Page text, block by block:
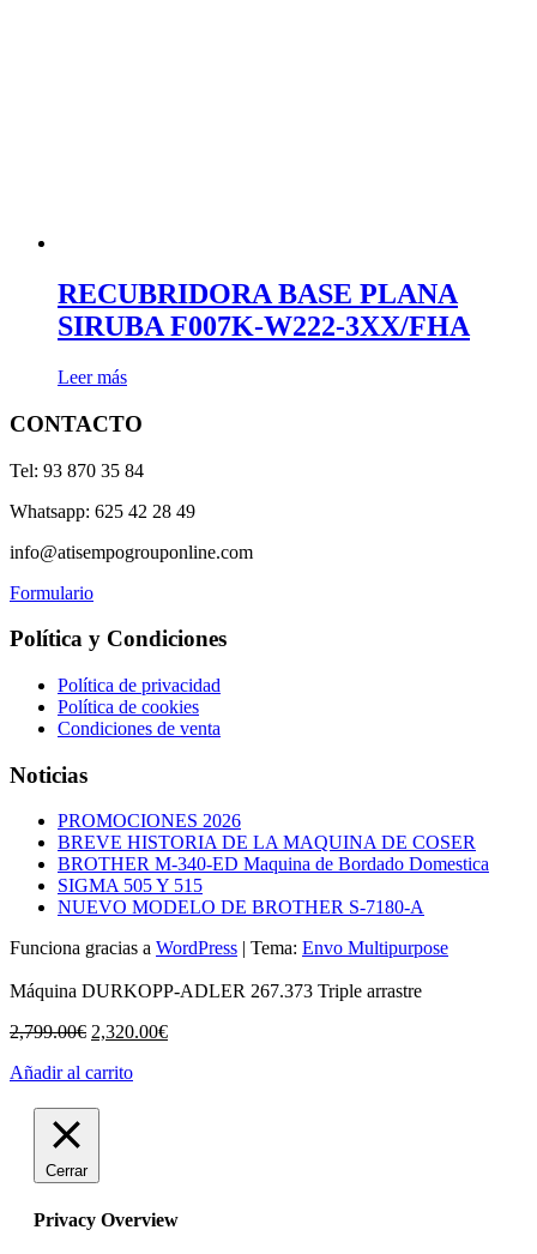
RECUBRIDORA BASE PLANA
SIRUBA F007K-W222-3XX/FHA
Leer más
CONTACTO
Tel: 93 870 35 84
Whatsapp: 625 42 28 49
info@atisempogrouponline.com
Formulario
Política y Condiciones
Política de privacidad
Política de cookies
Condiciones de venta
Noticias
PROMOCIONES 2026
BREVE HISTORIA DE LA MAQUINA DE COSER
BROTHER M-340-ED Maquina de Bordado Domestica
SIGMA 505 Y 515
NUEVO MODELO DE BROTHER S-7180-A
Funciona gracias a WordPress | Tema: Envo Multipurpose
Máquina DURKOPP-ADLER 267.373 Triple arrastre
2,799.00€ El
original
2,799.00€.
2,320.00€El
Añadir al carrito
Cerrar
Privacy Overview